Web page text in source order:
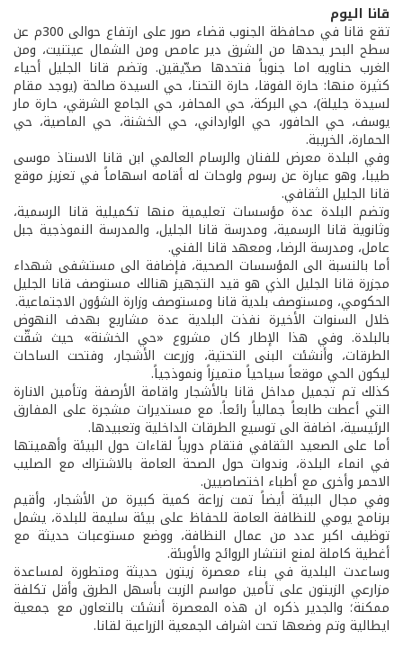
قانا اليوم
تقع قانا في محافظة الجنوب قضاء صور على ارتفاع حوالى 300م عن
سطح البحر يحدها من الشرق دير عامص ومن الشمال عيتنيت، ومن
الغرب حناويه اما جنوباً فتحدها صدّيقين. وتضم قانا الجليل أحياء
كثيرة منها: حارة الفوقا، حارة التحتا، حي السيدة صالحة (يوجد مقام
لسيدة جليلة)، حي البركة، حي المحافر، حي الجامع الشرقي، حارة مار
يوسف، حي الحافور، حي الوارداني، حي الخشنة، حي الماصية، حي
الحمارة، الخريبة.
وفي البلدة معرض للفنان والرسام العالمي ابن قانا الاستاذ موسى
طيبا، وهو عبارة عن رسوم ولوحات له أقامه اسهاماً في تعزيز موقع
قانا الجليل الثقافي.
وتضم البلدة عدة مؤسسات تعليمية منها تكميلية قانا الرسمية،
وثانوية قانا الرسمية، ومدرسة قانا الجليل، والمدرسة النموذجية جبل
عامل، ومدرسة الرضا، ومعهد قانا الفني.
أما بالنسبة الى المؤسسات الصحية، فإضافة الى مستشفى شهداء
مجزرة قانا الجليل الذي هو قيد التجهيز هنالك مستوصف قانا الجليل
الحكومي، ومستوصف بلدية قانا ومستوصف وزارة الشؤون الاجتماعية.
خلال السنوات الأخيرة نفذت البلدية عدة مشاريع بهدف النهوض
بالبلدة. وفي هذا الإطار كان مشروع «حي الخشنة» حيث شقّت
الطرقات، وأنشئت البنى التحتية، وزرعت الأشجار، وفتحت الساحات
ليكون الحي موقعاً سياحياً متميزاً ونموذجياً.
كذلك تم تجميل مداخل قانا بالأشجار واقامة الأرصفة وتأمين الانارة
التي أعطت طابعاً جمالياً رائعاً. مع مستديرات مشجرة على المفارق
الرئيسية، اضافة الى توسيع الطرقات الداخلية وتعبيدها.
أما على الصعيد الثقافي فتقام دورياً لقاءات حول البيئة وأهميتها
في انماء البلدة، وندوات حول الصحة العامة بالاشتراك مع الصليب
الاحمر وأخرى مع أطباء اختصاصيين.
وفي مجال البيئة أيضاً تمت زراعة كمية كبيرة من الأشجار، وأقيم
برنامج يومي للنظافة العامة للحفاظ على بيئة سليمة للبلدة، يشمل
توظيف اكبر عدد من عمال النظافة، ووضع مستوعبات حديثة مع
أغطية كاملة لمنع انتشار الروائح والأوبئة.
وساعدت البلدية في بناء معصرة زيتون حديثة ومتطورة لمساعدة
مزارعي الزيتون على تأمين مواسم الزيت بأسهل الطرق وأقل تكلفة
ممكنة؛ والجدير ذكره ان هذه المعصرة أنشئت بالتعاون مع جمعية
ايطالية وتم وضعها تحت اشراف الجمعية الزراعية لقانا.